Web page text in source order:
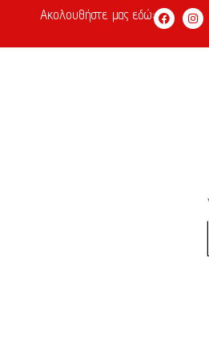
Ακολουθήστε μας εδώ: